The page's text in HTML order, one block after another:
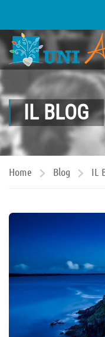
IL BLOG
Home Blog IL